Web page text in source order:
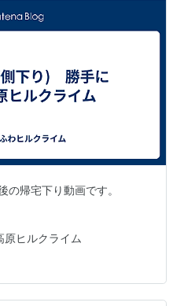
の帰宅下り動画です。
原ヒルクライム